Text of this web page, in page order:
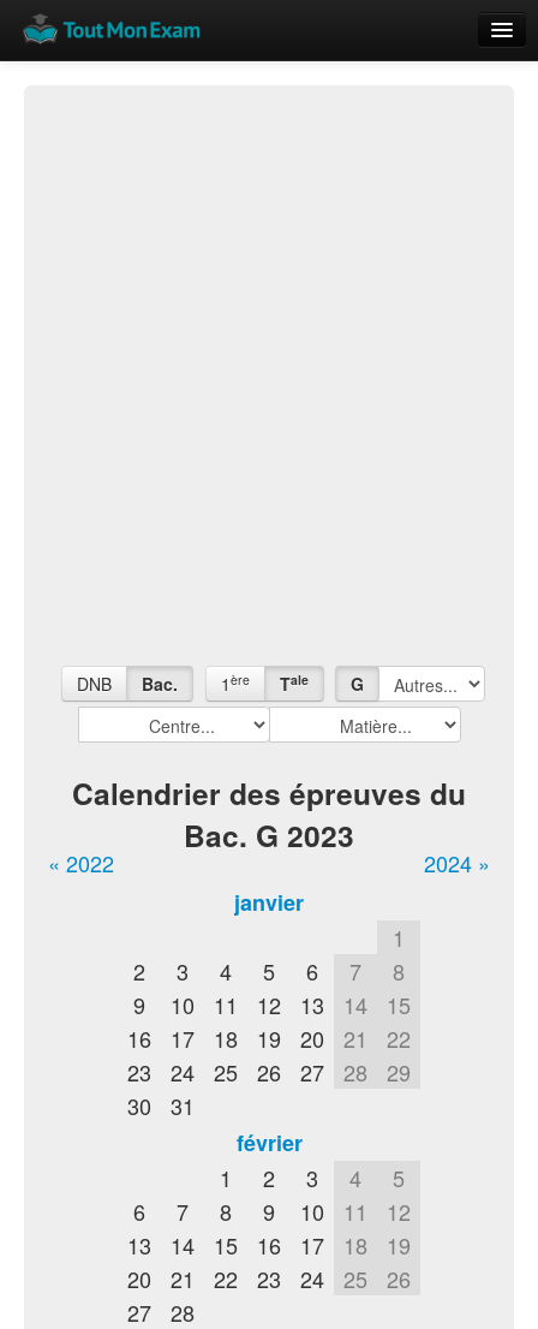
DNB Bac. 1 ère Tale G
Calendrier des épreuves du
Bac. G 2023
« 2022
2024 »
janvier
1
2
3 4 5 6 7
8
9
10 11 12 13 14
15
16
17 18 19 20 21
22
23
24 25 26 27 28
29
30
31
février
1
2 3 4
5
6
7 8 9 10 11
12
13
14 15 16 17 18
19
20
21 22 23 24 25
26
27
28